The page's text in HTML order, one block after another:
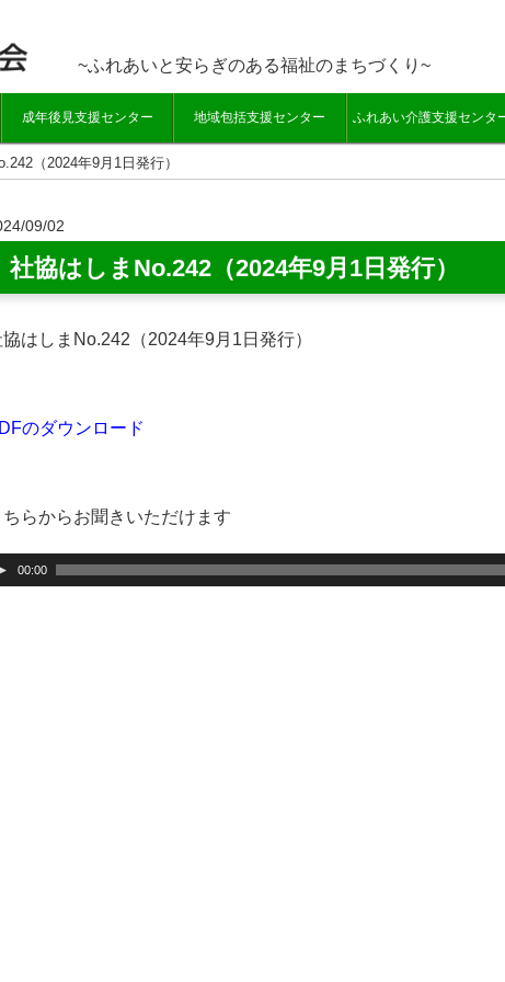
~ふれあいと安らぎのある福祉のまちづくり~
成年後見支援センター 地域包括支援センター ふれあい介護支援センタ
（2024年9月1日発行）
09/02
社協はしまNo.242（2024年9月1日発行）
はしまNo.242（2024年9月1日発行）
のダウンロード
ちらからお聞きいただけます
00:00